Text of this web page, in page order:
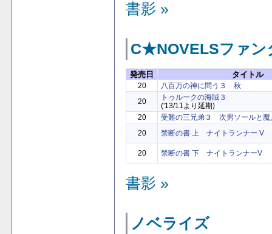
書影 »
C★NOVELSファン
発売日 タイトル
20
八百万の神に問う３ 秋
20
トゥルークの海賊３
('13/11より延期)
20
受難の三兄弟３ 次男ソールと魔
20
禁断の書 上 ナイトランナー V
20 禁断の書 下 ナイトランナーV
書影 »
ノベライズ